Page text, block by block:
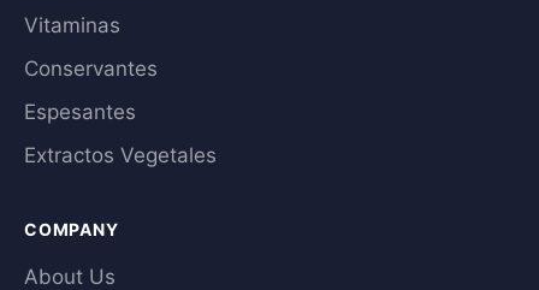
Vitaminas
Conservantes
Espesantes
Extractos Vegetales
COMPANY
About Us